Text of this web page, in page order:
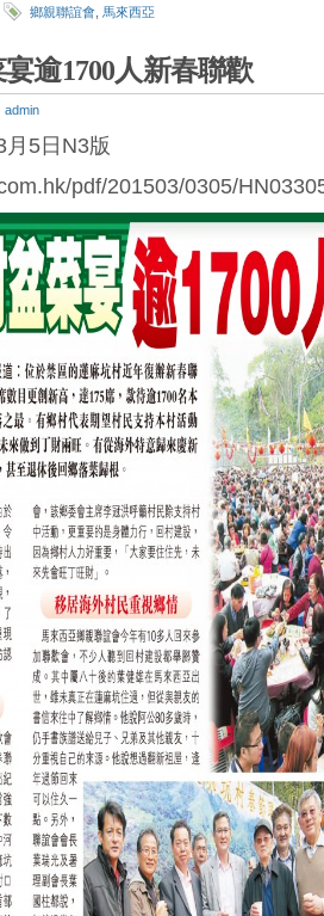
鄉親聯誼會 馬來西亞
逾1700人新春聯歡
admin
5日N3版
pdf/201503/0305/